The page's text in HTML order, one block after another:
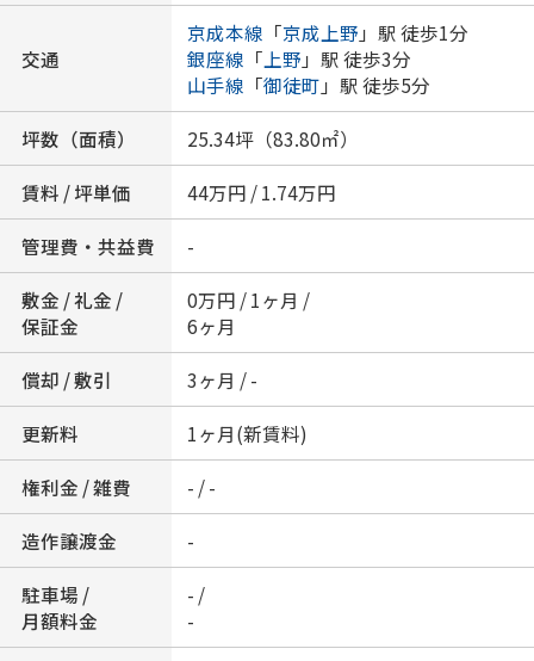
交通
京成本線 「京成上野 」駅 徒歩1分
銀座線 「 上野 」駅 徒歩3分
山手線 「御徒町 」駅 徒歩5分
坪数（面積） 25.34坪（83.80㎡）
賃料 / 坪単価 44万円 / 1.74万円
管理費・共益費 -
敷金 / 礼金 /
保証金
0万円 / 1ヶ月 /
6ヶ月
償却 / 敷引 3ヶ月 / -
更新料 1ヶ月(新賃料)
権利金 / 雑費 - / -
造作譲渡金 -
駐車場 /
月額料金
- /
-